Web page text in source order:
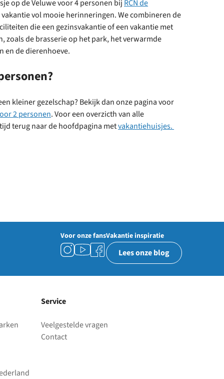
op de Veluwe voor 4 personen bij RCN de
vol mooie herinneringen. We combineren de
die een gezinsvakantie of een vakantie met
zoals de brasserie op het park, het verwarmde
en de dierenhoeve.
kleiner gezelschap? Bekijk dan onze pagina voor
2 personen. Voor een overzicth van alle
terug naar de hoofdpagina metvakantiehuisjes.
Voor onze fansVakantie inspiratie
Lees onze blog
Service
Veelgestelde vragen
Contact